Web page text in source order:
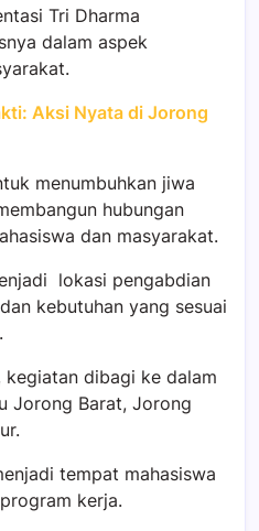
Tri Dharma
dalam aspek
Aksi Nyata di Jorong
menumbuhkan jiwa
hubungan
dan masyarakat.
lokasi pengabdian
kebutuhan yang sesuai
kegiatan dibagi ke dalam
Jorong Barat, Jorong
tempat mahasiswa
kerja.